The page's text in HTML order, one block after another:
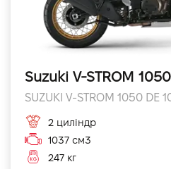
Suzuki V-STROM
SUZUKI V-STROM 1050 DE
2 циліндр
1037 см3
247 кг